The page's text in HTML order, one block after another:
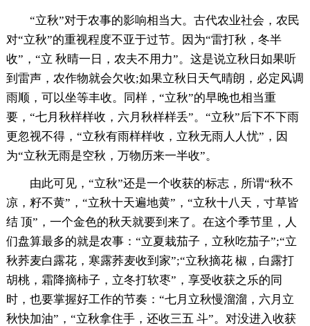
“立秋”对于农事的影响相当大。古代农业社会，农民
对“立秋”的重视程度不亚于过节。因为“雷打秋，冬半
收”，“立 秋晴一日，农夫不用力”。这是说立秋日如果听
到雷声，农作物就会欠收;如果立秋日天气晴朗，必定风调
雨顺，可以坐等丰收。同样，“立秋”的早晚也相当重
要，“七月秋样样收，六月秋样样丢”。“立秋”后下不下雨
更忽视不得，“立秋有雨样样收，立秋无雨人人忧”，因
为“立秋无雨是空秋，万物历来一半收”。
由此可见，“立秋”还是一个收获的标志，所谓“秋不
凉，籽不黄”，“立秋十天遍地黄”，“立秋十八天，寸草皆
结 顶”，一个金色的秋天就要到来了。在这个季节里，人
们盘算最多的就是农事：“立夏栽茄子，立秋吃茄子”;“立
秋荞麦白露花，寒露荞麦收到家”;“立秋摘花 椒，白露打
胡桃，霜降摘柿子，立冬打软枣”，享受收获之乐的同
时，也要掌握好工作的节奏：“七月立秋慢溜溜，六月立
秋快加油”，“立秋拿住手，还收三五 斗”。对没进入收获